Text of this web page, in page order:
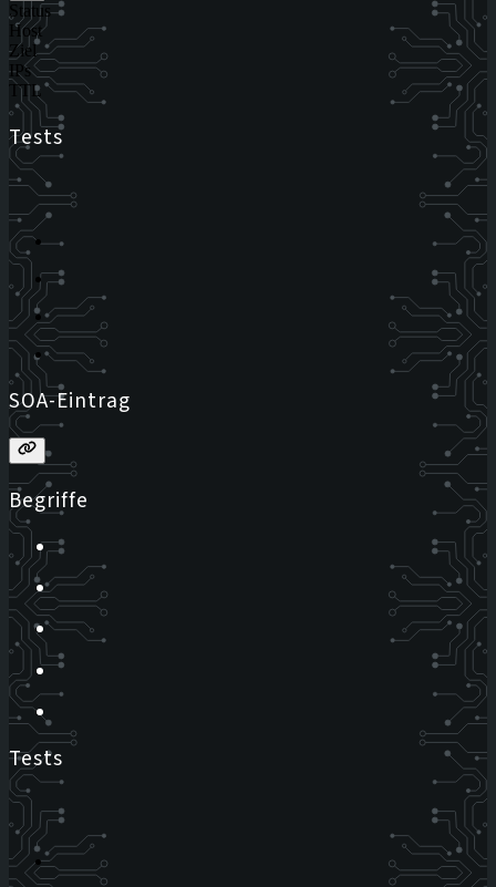
Status
Host
Ziel
IPs
TTL
Tests
SOA-Eintrag
Begriffe
Tests